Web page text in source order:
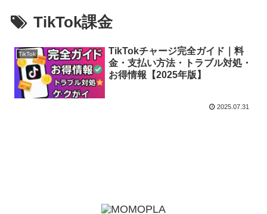
TikTok課金
TikTok
TikTokチャージ完全ガイド｜料
金・支払い方法・トラブル対処・
お得情報【2025年版】
2025.07.31